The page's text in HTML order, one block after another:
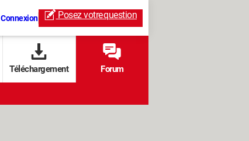
Connexion Posez votrequestion
Téléchargement Forum